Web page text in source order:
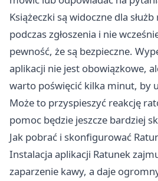
Książeczki są widoczne dla
podczas zgłoszenia i nie
pewność, że są bezpieczne.
aplikacji nie jest obowiązkowe,
warto poświęcić kilka minut, by
Może to przyspieszyć reakcję
pomoc będzie jeszcze bardziej
Jak pobrać i skonfigurować
Instalacja aplikacji Ratunek
zaparzenie kawy, a daje